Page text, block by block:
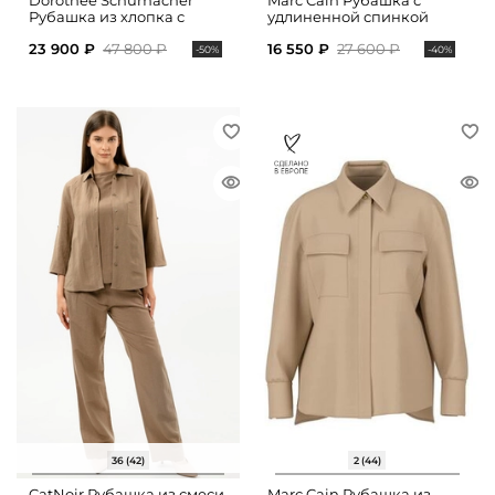
Рубашка из хлопка с
23 900 ₽ 47 800 ₽ -50%
удлиненной спинкой
16 550 ₽ 27 600 ₽ -40%
36 (42) 2 (44)